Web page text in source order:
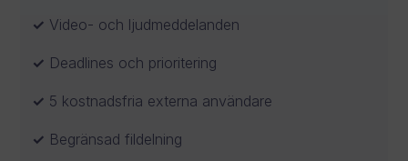
Video- och ljudmeddelanden
Deadlines och prioritering
5 kostnadsfria externa användare
Begränsad fildelning